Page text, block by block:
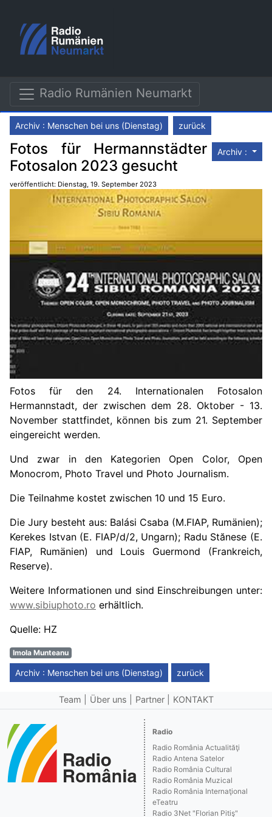
Radio Rumänien Neumarkt
Archiv : Menschen bei uns (Dienstag) zurück
Archiv :
Fotos für Hermannstädter
Fotosalon 2023 gesucht
veröffentlicht: Dienstag, 19. September 2023
Fotos für den 24. Internationalen Fotosalon
Hermannstadt, der zwischen dem 28. Oktober - 13.
November stattfindet, können bis zum 21. September
eingereicht werden.
Und zwar in den Kategorien Open Color, Open
Monocrom, Photo Travel und Photo Journalism.
Die Teilnahme kostet zwischen 10 und 15 Euro.
Die Jury besteht aus: Balási Csaba (M.FIAP, Rumänien);
Kerekes Istvan (E. FIAP/d/2, Ungarn); Radu Stănese (E.
FIAP, Rumänien) und Louis Guermond (Frankreich,
Reserve).
Weitere Informationen und sind Einschreibungen unter:
www.sibiuphoto.ro erhältlich.
Quelle: HZ
Imola Munteanu
Archiv : Menschen bei uns (Dienstag) zurück
Team Über uns Partner KONTAKT
Radio
Radio România Actualităţi
Radio Antena Satelor
Radio România Cultural
Radio România Muzical
Radio România Internaţional
eTeatru
Radio 3Net "Florian Pitiş"